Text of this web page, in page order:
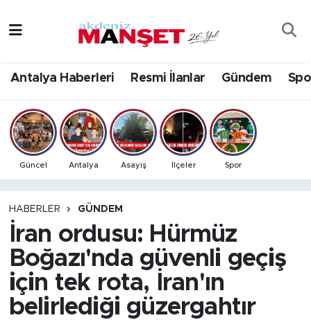
Antalya Haberleri Resmi İlanlar Gündem
Güncel Antalya Asayiş İlçeler Spor
HABERLER GÜNDEM
İran ordusu: Hürmüz
Boğazı'nda güvenli geçiş
için tek rota, İran'ın
belirlediği güzergahtır
Bilim & Teknoloji
Eğitim
Ekonomi
Gündem
İlçeler
Kültür- Sanat
Antalya Hava Durumu
Antalya Namaz Vakitleri
Antalya Trafik Yoğunluk Haritası
Tüm Manşetler
Son Dakika Haberleri
Haber Arşivi